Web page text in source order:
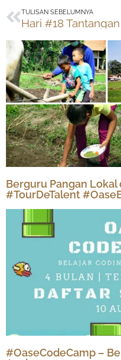
Prev
TULISAN SEBELUMNYA
Berguru Pangan Lokal
#TourDeTalent
#OaseCodeCamp –